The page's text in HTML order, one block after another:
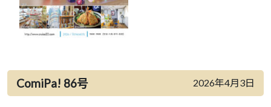
ComiPa! 86号 2026年4月3日